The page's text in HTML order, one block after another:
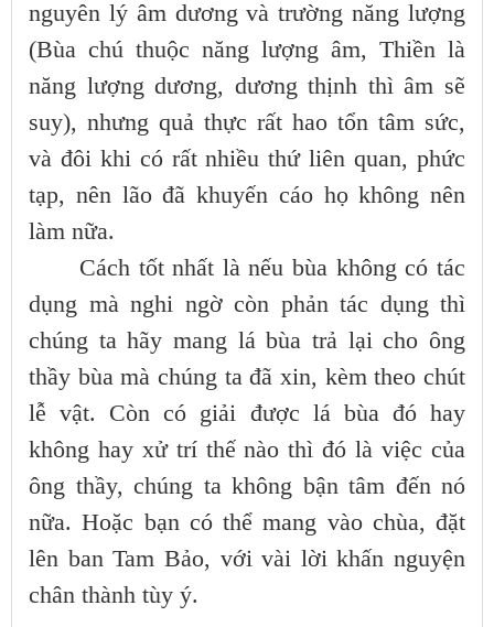
nguyên lý âm dương và trường năng lượng
(Bùa chú thuộc năng lượng âm, Thiền là
năng lượng dương, dương thịnh thì âm sẽ
suy), nhưng quả thực rất hao tổn tâm sức,
và đôi khi có rất nhiều thứ liên quan, phức
tạp, nên lão đã khuyến cáo họ không nên
làm nữa.
Cách tốt nhất là nếu bùa không có tác
dụng mà nghi ngờ còn phản tác dụng thì
chúng ta hãy mang lá bùa trả lại cho ông
thầy bùa mà chúng ta đã xin, kèm theo chút
lễ vật. Còn có giải được lá bùa đó hay
không hay xử trí thế nào thì đó là việc của
ông thầy, chúng ta không bận tâm đến nó
nữa. Hoặc bạn có thể mang vào chùa, đặt
lên ban Tam Bảo, với vài lời khấn nguyện
chân thành tùy ý.